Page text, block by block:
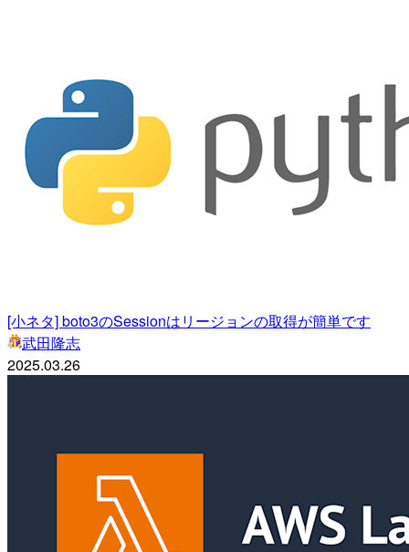
[小ネタ] boto3のSessionはリージョンの取得が簡単です
武田隆志
2025.03.26